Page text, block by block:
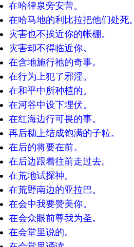
在哈律泉旁安营。
在哈马地的利比拉把他们处死。
灾害也不挨近你的帐棚。
灾害却不得临近你。
在含地施行祂的奇事。
在行为上犯了邪淫。
在和平中所种植的。
在河谷中设下埋伏。
在红海边行可畏的事。
再后穗上结成饱满的子粒。
在后的将要在前。
在后边跟着往前走过去。
在荒地试探神。
在荒野南边的亚拉巴。
在会中我要赞美你。
在会众眼前尊我为圣。
在会堂里说的。